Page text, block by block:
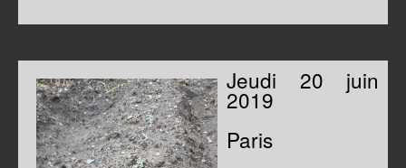
Jeudi 20 juin
2019
Paris